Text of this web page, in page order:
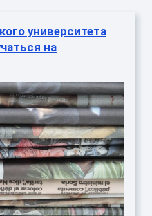
университета
на